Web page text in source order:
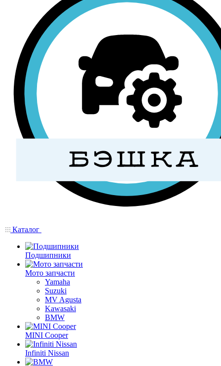
Каталог
Подшипники
Мото запчасти
Yamaha
Suzuki
MV Agusta
Kawasaki
BMW
MINI Cooper
Infiniti Nissan